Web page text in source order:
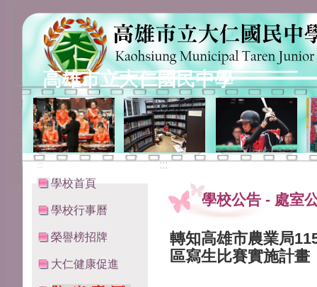
高雄市立大仁國民中學
:::
學校首頁
學校行事曆
榮譽榜招牌
大仁健康促進
:::
學校公告 - 處室
轉知高雄市農業局
區寫生比賽實施計畫